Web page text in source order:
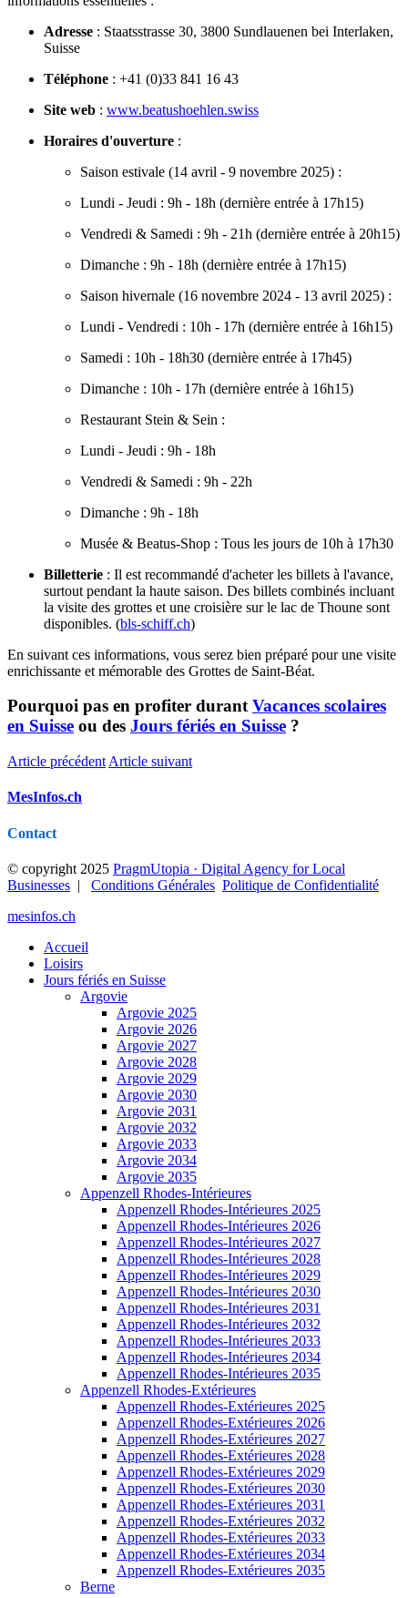
Adresse : Staatsstrasse 30, 3800 Sundlauenen bei Interlaken,
Suisse
Téléphone : +41 (0)33 841 16 43
Site web : www.beatushoehlen.swiss
Horaires d'ouverture :
Saison estivale (14 avril - 9 novembre 2025) :
Lundi - Jeudi : 9h - 18h (dernière entrée à 17h15)
Vendredi & Samedi : 9h - 21h (dernière entrée à 20h15)
Dimanche : 9h - 18h (dernière entrée à 17h15)
Saison hivernale (16 novembre 2024 - 13 avril 2025) :
Lundi - Vendredi : 10h - 17h (dernière entrée à 16h15)
Samedi : 10h - 18h30 (dernière entrée à 17h45)
Dimanche : 10h - 17h (dernière entrée à 16h15)
Restaurant Stein & Sein :
Lundi - Jeudi : 9h - 18h
Vendredi & Samedi : 9h - 22h
Dimanche : 9h - 18h
Musée & Beatus-Shop : Tous les jours de 10h à 17h30
Billetterie : Il est recommandé d'acheter les billets à l'avance,
surtout pendant la haute saison. Des billets combinés incluant
la visite des grottes et une croisière sur le lac de Thoune sont
disponibles. (bls-schiff.ch)
En suivant ces informations, vous serez bien préparé pour une visite
enrichissante et mémorable des Grottes de Saint-Béat.
Pourquoi pas en profiter durantVacances scolaires
en Suisse ou des Jours fériés en Suisse ?
Article précédent Article suivant
MesInfos.ch
Contact
© copyright 2025 PragmUtopia · Digital Agency for Local
Businesses | Conditions Générales Politique de Confidentialité
mesinfos.ch
Accueil
Loisirs
Jours fériés en Suisse
Argovie
Argovie 2025
Argovie 2026
Argovie 2027
Argovie 2028
Argovie 2029
Argovie 2030
Argovie 2031
Argovie 2032
Argovie 2033
Argovie 2034
Argovie 2035
Appenzell Rhodes-Intérieures
Appenzell Rhodes-Intérieures 2025
Appenzell Rhodes-Intérieures 2026
Appenzell Rhodes-Intérieures 2027
Appenzell Rhodes-Intérieures 2028
Appenzell Rhodes-Intérieures 2029
Appenzell Rhodes-Intérieures 2030
Appenzell Rhodes-Intérieures 2031
Appenzell Rhodes-Intérieures 2032
Appenzell Rhodes-Intérieures 2033
Appenzell Rhodes-Intérieures 2034
Appenzell Rhodes-Intérieures 2035
Appenzell Rhodes-Extérieures
Appenzell Rhodes-Extérieures 2025
Appenzell Rhodes-Extérieures 2026
Appenzell Rhodes-Extérieures 2027
Appenzell Rhodes-Extérieures 2028
Appenzell Rhodes-Extérieures 2029
Appenzell Rhodes-Extérieures 2030
Appenzell Rhodes-Extérieures 2031
Appenzell Rhodes-Extérieures 2032
Appenzell Rhodes-Extérieures 2033
Appenzell Rhodes-Extérieures 2034
Appenzell Rhodes-Extérieures 2035
Berne